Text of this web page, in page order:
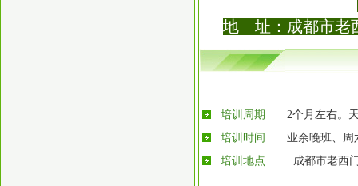
地 址：成都市老
培训周期
2个月左右。
培训时间
业余晚班、周
培训地点
成都市老西